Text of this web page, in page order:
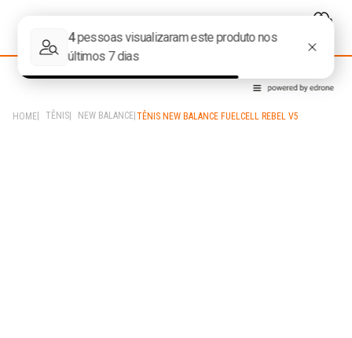
TÊNIS NEW BALANCE TÊNIS NEW BALANCE FUELCELL REBEL V5